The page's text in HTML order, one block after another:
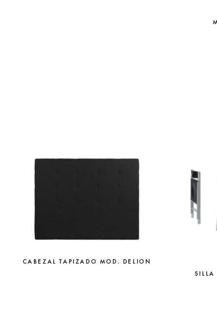
CABEZAL TAPIZADO MOD. DELION
SILLA